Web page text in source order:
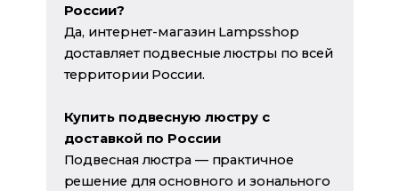
России?
Да, интернет-магазин Lampsshop
доставляет подвесные люстры по всей
территории России.
Купить подвесную люстру с
доставкой по России
Подвесная люстра — практичное
решение для основного и зонального